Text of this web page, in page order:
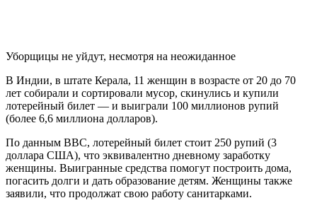
Уборщицы не уйдут, несмотря на неожиданное
В Индии, в штате Керала, 11 женщин в возрасте от 20 до 70
лет собирали и сортировали мусор, скинулись и купили
лотерейный билет — и выиграли 100 миллионов рупий
(более 6,6 миллиона долларов).
По данным BBC, лотерейный билет стоит 250 рупий (3
доллара США), что эквивалентно дневному заработку
женщины. Выигранные средства помогут построить дома,
погасить долги и дать образование детям. Женщины также
заявили, что продолжат свою работу санитарками.